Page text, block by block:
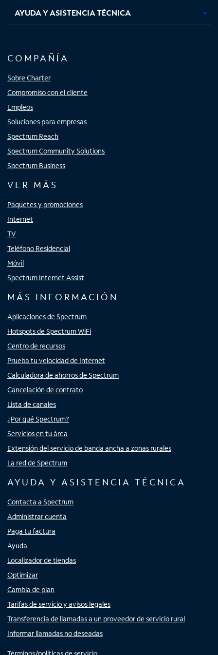
AYUDA Y ASISTENCIA TÉCNICA
COMPAÑÍA
Sobre Charter
Compromiso con el cliente
Empleos
Soluciones para empresas
Spectrum Reach
Spectrum Community Solutions
Spectrum Business
VER MÁS
Paquetes y promociones
Internet
TV
Teléfono Residencial
Móvil
Spectrum Internet Assist
MÁS INFORMACIÓN
Aplicaciones de Spectrum
Hotspots de Spectrum WiFi
Centro de recursos
Prueba tu velocidad de Internet
Calculadora de ahorros de Spectrum
Cancelación de contrato
Lista de canales
¿Por qué Spectrum?
Servicios en tu área
Extensión del servicio de banda ancha a zonas rurales
La red de Spectrum
AYUDA Y ASISTENCIA TÉCNICA
Contacta a Spectrum
Administrar cuenta
Paga tu factura
Ayuda
Localizador de tiendas
Optimizar
Cambia de plan
Tarifas de servicio y avisos legales
Transferencia de llamadas a un proveedor de servicio rural
Informar llamadas no deseadas